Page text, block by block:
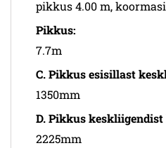
pikkus 4.00 m,
Pikkus:
7.7m
C. Pikkus esisillast
1350mm
D. Pikkus
2225mm